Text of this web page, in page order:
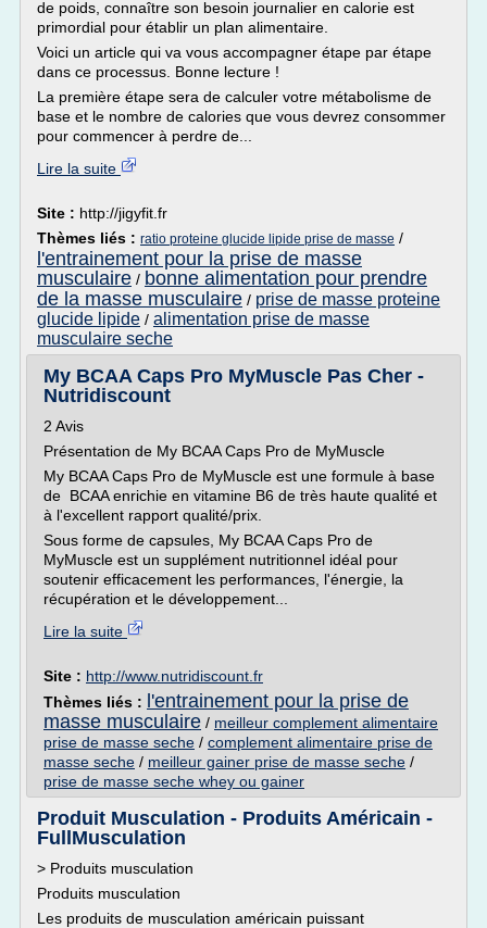
de poids, connaître son besoin journalier en calorie est
primordial pour établir un plan alimentaire.
Voici un article qui va vous accompagner étape par étape
dans ce processus. Bonne lecture !
La première étape sera de calculer votre métabolisme de
base et le nombre de calories que vous devrez consommer
pour commencer à perdre de...
Lire la suite
Site : http://jigyfit.fr
Thèmes liés : ratio proteine glucide lipide prise de masse /
l'entrainement pour la prise de masse
musculaire / bonne alimentation pour prendre
de la masse musculaire / prise de masse proteine
glucide lipide / alimentation prise de masse
musculaire seche
My BCAA Caps Pro MyMuscle Pas Cher -
Nutridiscount
2 Avis
Présentation de My BCAA Caps Pro de MyMuscle
My BCAA Caps Pro de MyMuscle est une formule à base
de BCAA enrichie en vitamine B6 de très haute qualité et
à l'excellent rapport qualité/prix.
Sous forme de capsules, My BCAA Caps Pro de
MyMuscle est un supplément nutritionnel idéal pour
soutenir efficacement les performances, l'énergie, la
récupération et le développement...
Lire la suite
Site : http://www.nutridiscount.fr
Thèmes liés :
l'entrainement pour la prise de
masse musculaire / meilleur complement alimentaire
prise de masse seche / complement alimentaire prise de
masse seche / meilleur gainer prise de masse seche /
prise de masse seche whey ou gainer
Produit Musculation - Produits Américain -
FullMusculation
> Produits musculation
Produits musculation
Les produits de musculation américain puissant